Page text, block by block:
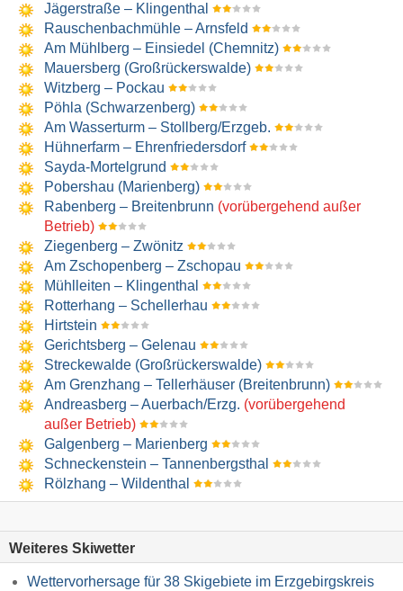
Jägerstraße – Klingenthal
Rauschenbachmühle – Arnsfeld
Am Mühlberg – Einsiedel (Chemnitz)
Mauersberg (Großrückerswalde)
Witzberg – Pockau
Pöhla (Schwarzenberg)
Am Wasserturm – Stollberg/​Erzgeb.
Hühnerfarm – Ehrenfriedersdorf
Sayda-Mortelgrund
Pobershau (Marienberg)
Rabenberg – Breitenbrunn (vorübergehend außer
Betrieb)
Ziegenberg – Zwönitz
Am Zschopenberg – Zschopau
Mühlleiten – Klingenthal
Rotterhang – Schellerhau
Hirtstein
Gerichtsberg – Gelenau
Streckewalde (Großrückerswalde)
Am Grenzhang – Tellerhäuser (Breitenbrunn)
Andreasberg – Auerbach/​Erzg. (vorübergehend
außer Betrieb)
Galgenberg – Marienberg
Schneckenstein – Tannenbergsthal
Rölzhang – Wildenthal
Weiteres Skiwetter
Wettervorhersage für 38 Skigebiete im Erzgebirgskreis